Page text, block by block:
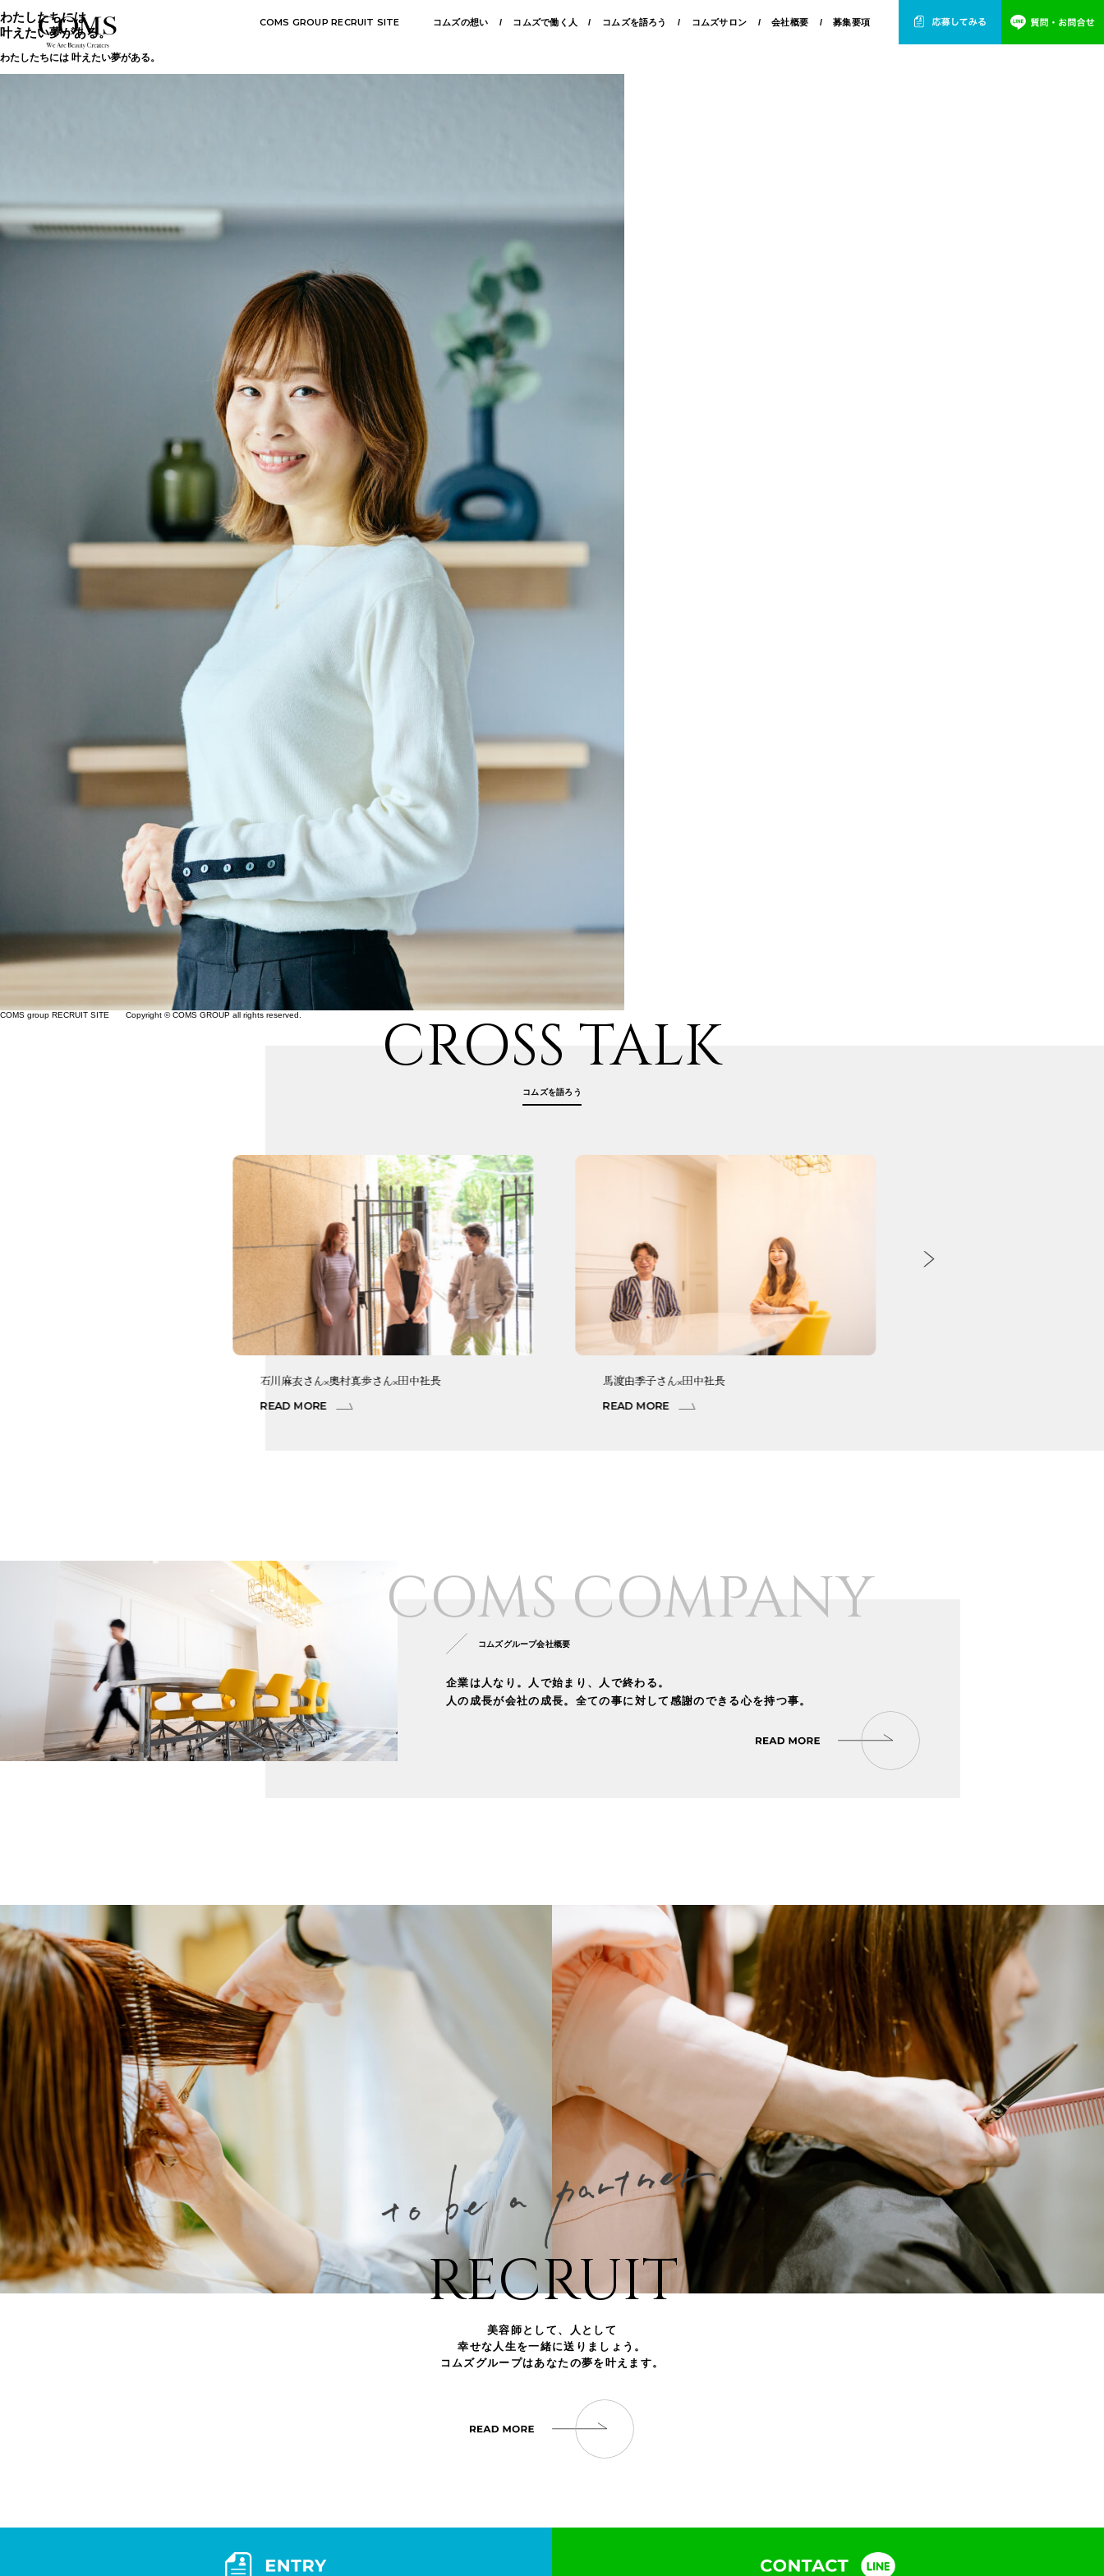
COMS GROUP RECRUIT SITE コムズの想い コムズで働く人 コムズを語ろう コムズサロン 会社概要 募集要項
わたしたちには
叶えたい夢がある。
わたしたちには 叶えたい夢がある。
COMS group RECRUIT SITE Copyright © COMS GROUP all rights reserved. CROSS TALK
コムズを語ろう
石川麻衣さん×奥村真歩さん×田中社長
READ MORE
馬渡由季子さん×田中社長
READ MORE
COMS COMPANY
コムズグループ会社概要
企業は人なり。人で始まり、人で終わる。
人の成長が会社の成長。 全ての事に対して感謝のできる心を持つ事。
RECRUIT
美容師として、人として
幸せな人生を一緒に送りましょう。
コムズグループはあなたの夢を叶えます。